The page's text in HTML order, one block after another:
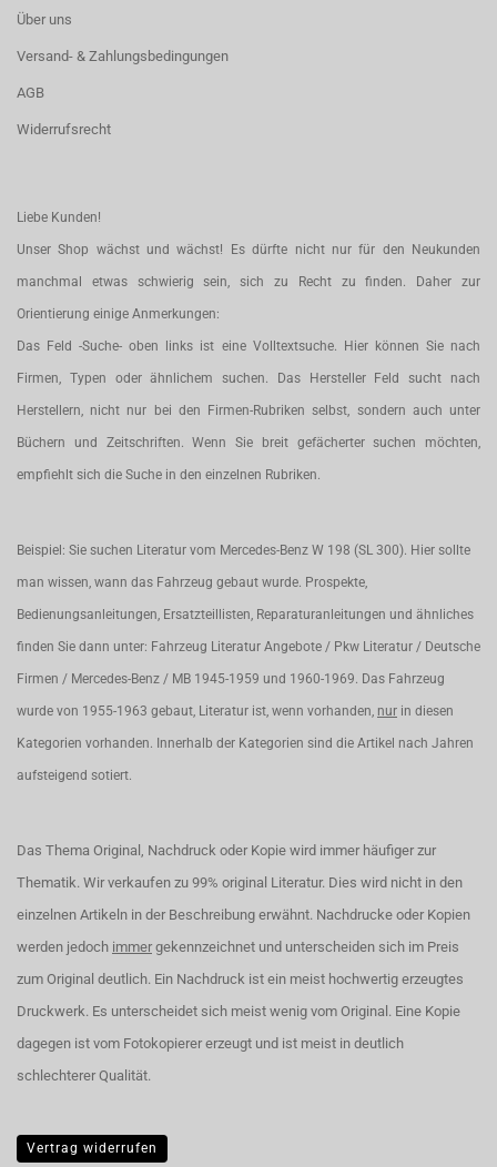
Über uns
Versand- & Zahlungsbedingungen
AGB
Widerrufsrecht
Liebe Kunden!
Unser Shop wächst und wächst! Es dürfte nicht nur für den Neukunden
manchmal etwas schwierig sein, sich zu Recht zu finden. Daher zur
Orientierung einige Anmerkungen:
Das Feld -Suche- oben links ist eine Volltextsuche. Hier können Sie nach
Firmen, Typen oder ähnlichem suchen. Das Hersteller Feld sucht nach
Herstellern, nicht nur bei den Firmen-Rubriken selbst, sondern auch unter
Büchern und Zeitschriften. Wenn Sie breit gefächerter suchen möchten,
empfiehlt sich die Suche in den einzelnen Rubriken.
Beispiel: Sie suchen Literatur vom Mercedes-Benz W 198 (SL 300). Hier sollte
man wissen, wann das Fahrzeug gebaut wurde. Prospekte,
Bedienungsanleitungen, Ersatzteillisten, Reparaturanleitungen und ähnliches
finden Sie dann unter: Fahrzeug Literatur Angebote / Pkw Literatur / Deutsche
Firmen / Mercedes-Benz / MB 1945-1959 und 1960-1969. Das Fahrzeug
wurde von 1955-1963 gebaut, Literatur ist, wenn vorhanden, nur in diesen
Kategorien vorhanden. Innerhalb der Kategorien sind die Artikel nach Jahren
aufsteigend sotiert.
Das Thema Original, Nachdruck oder Kopie wird immer häufiger zur
Thematik. Wir verkaufen zu 99% original Literatur. Dies wird nicht in den
einzelnen Artikeln in der Beschreibung erwähnt. Nachdrucke oder Kopien
werden jedoch immer gekennzeichnet und unterscheiden sich im Preis
zum Original deutlich. Ein Nachdruck ist ein meist hochwertig erzeugtes
Druckwerk. Es unterscheidet sich meist wenig vom Original. Eine Kopie
dagegen ist vom Fotokopierer erzeugt und ist meist in deutlich
schlechterer Qualität.
Vertrag widerrufen